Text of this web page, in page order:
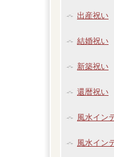
出産祝い
結婚祝い
新築祝い
還暦祝い
風水イン
風水イン